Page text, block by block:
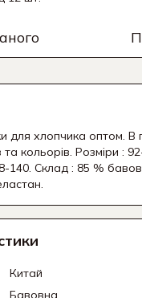
для хлопчика оптом. В
та кольорів. Розміри :
140. Склад : 85 %
Китай
Бавовна